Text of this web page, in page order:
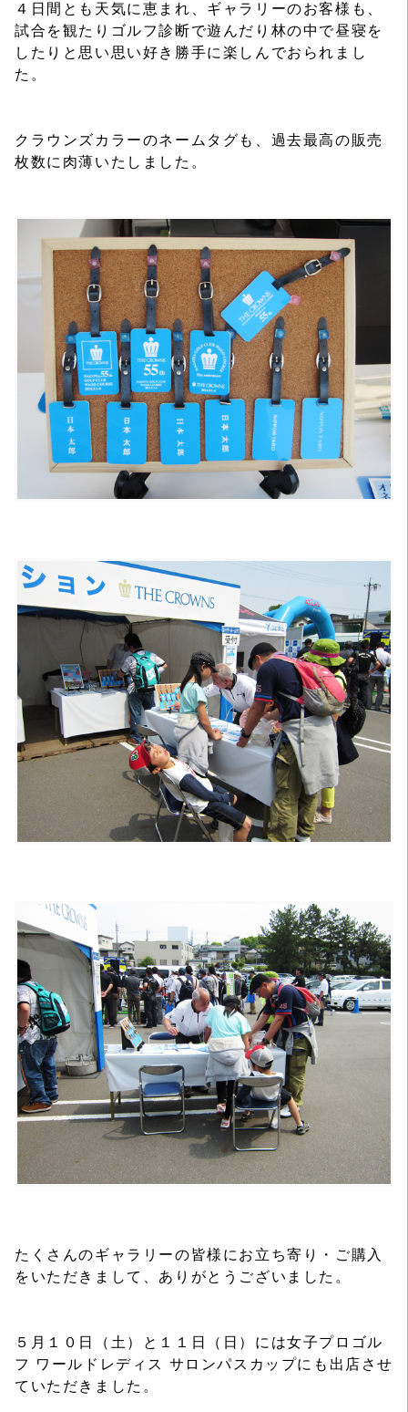
４日間とも天気に恵まれ、ギャラリーのお客様も、
試合を観たりゴルフ診断で遊んだり林の中で昼寝を
したりと思い思い好き勝手に楽しんでおられまし
た。
クラウンズカラーのネームタグも、過去最高の販売
枚数に肉薄いたしました。
たくさんのギャラリーの皆様にお立ち寄り・ご購入
をいただきまして、ありがとうございました。
５月１０日（土）と１１日（日）には女子プロゴル
フ ワールドレディス サロンパスカップにも出店させ
ていただきました。